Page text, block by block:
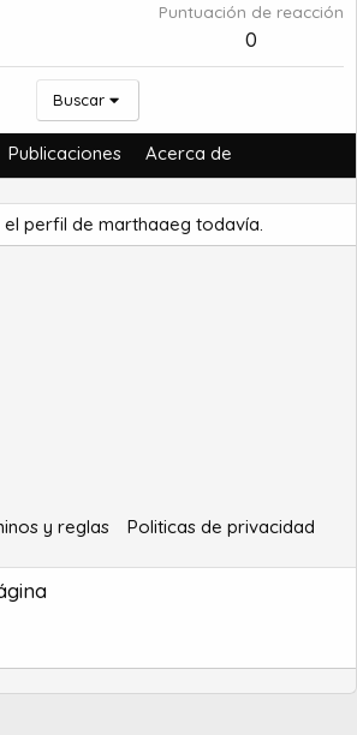
Puntuación de reacción
0
Buscar
Publicaciones Acerca de
el perfil de marthaaeg todavía.
y reglas
Politicas de privacidad